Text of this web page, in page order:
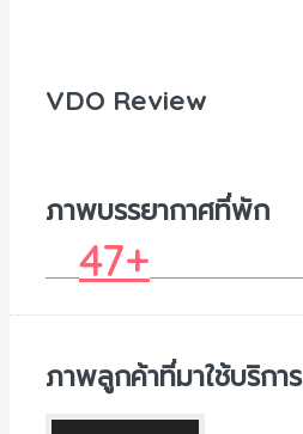
VDO Review
ภาพบรรยากาศที่พัก
47+
ภาพลูกค้าที่มาใช้บริการ